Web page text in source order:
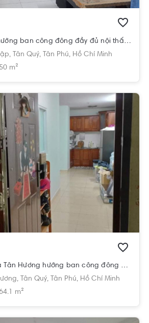
Căn hộ Độc Lập hướng ban công đông đầy đủ nội thất diện tích 50m².
Tân Quý, Tân Phú, Hồ Chí Minh
50 m²
Căn hộ Khang Gia Tân Hương hướng ban công đông nam nội thất cơ bản diện tích 64.1m²
Tân Quý, Tân Phú, Hồ Chí Minh
m²